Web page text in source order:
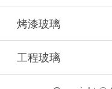
烤漆玻璃
工程玻璃